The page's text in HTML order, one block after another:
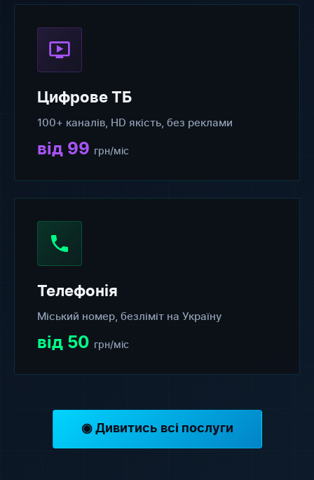
Цифрове ТБ
100+ каналів, HD якість, без реклами
від 99 грн/міс
Телефонія
Міський номер, безліміт на Україну
від 50 грн/міс
◉ Дивитись всі послуги